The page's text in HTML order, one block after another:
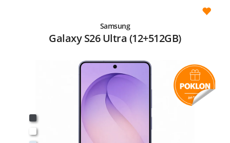
Samsung
Galaxy S26 Ultra (12+512GB)